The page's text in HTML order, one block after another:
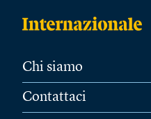
Chi siamo
Contattaci